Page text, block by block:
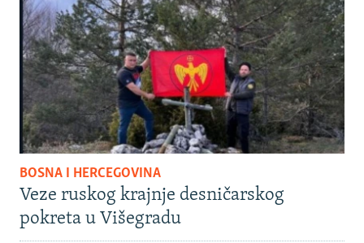
BOSNA I HERCEGOVINA
Veze ruskog krajnje desničarskog
pokreta u Višegradu